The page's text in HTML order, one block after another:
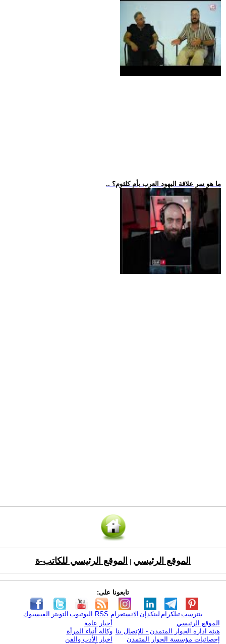
.. ما هو سر علاقة اليهود العرب بأم كلثوم؟
الموقع الرئيسي الموقع الرئيسي للكاتب-ة
تابعونا على:
الفيسبوك التويتر اليوتيوب RSS الانستغرام لينكدإن تيلكرامبنترست
الموقع الرئيسي
هيئة ادارة الحوار المتمدن - للإتصال بنا
إحصائيات مؤسسة الحوار المتمدن
أخبار عامة
وكالة أنباء المرأة
اخبار الأدب والفن